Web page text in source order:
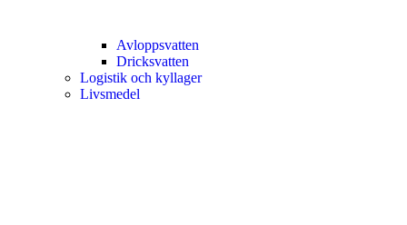
Avloppsvatten
Dricksvatten
Logistik och kyllager
Livsmedel